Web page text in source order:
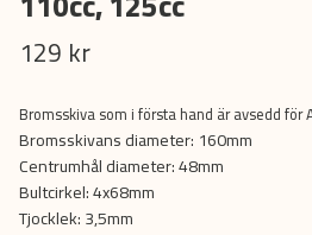
129 kr
Bromsskiva som i första hand är avsedd för
Bromsskivans diameter: 160mm
Centrumhål diameter: 48mm
Bultcirkel: 4x68mm
Tjocklek: 3,5mm